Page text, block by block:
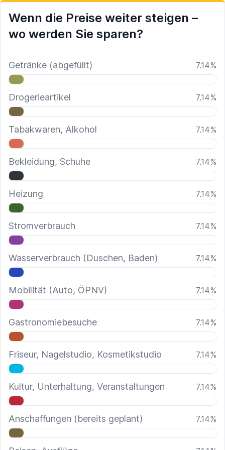
Wenn die Preise weiter steigen –
wo werden Sie sparen?
Getränke (abgefüllt) 7.14%
Drogerieartikel 7.14%
Tabakwaren, Alkohol 7.14%
Bekleidung, Schuhe 7.14%
Heizung 7.14%
Stromverbrauch 7.14%
Wasserverbrauch (Duschen, Baden) 7.14%
Mobilität (Auto, ÖPNV) 7.14%
Gastronomiebesuche 7.14%
Friseur, Nagelstudio, Kosmetikstudio 7.14%
Kultur, Unterhaltung, Veranstaltungen 7.14%
Anschaffungen (bereits geplant) 7.14%